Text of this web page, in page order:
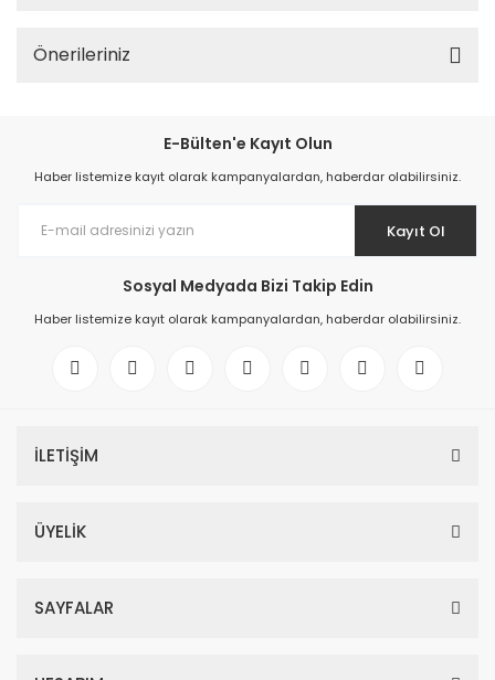
Önerileriniz
E-Bülten'e Kayıt Olun
Haber listemize kayıt olarak kampanyalardan, haberdar olabilirsiniz.
Kayıt Ol
Sosyal Medyada Bizi Takip Edin
Haber listemize kayıt olarak kampanyalardan, haberdar olabilirsiniz.
İLETİŞİM
ÜYELİK
SAYFALAR